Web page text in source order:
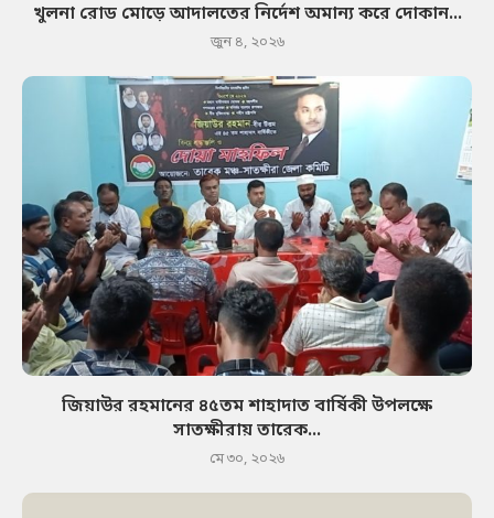
খুলনা রোড মোড়ে আদালতের নির্দেশ অমান্য করে দোকান...
জুন ৪, ২০২৬
জিয়াউর রহমানের ৪৫তম শাহাদাত বার্ষিকী উপলক্ষে
সাতক্ষীরায় তারেক...
মে ৩০, ২০২৬